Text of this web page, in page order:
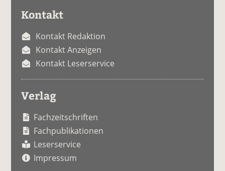
Kontakt
Kontakt Redaktion
Kontakt Anzeigen
Kontakt Leserservice
Verlag
Fachzeitschriften
Fachpublikationen
Leserservice
Impressum